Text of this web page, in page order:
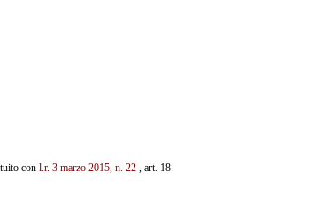
con l.r. 3 marzo 2015, n. 22, art. 18.